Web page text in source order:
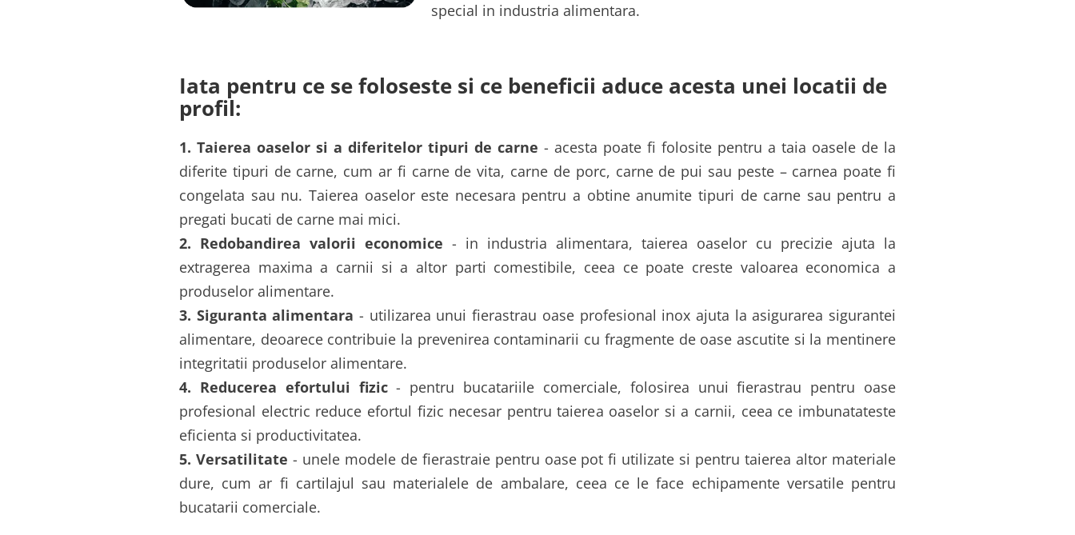
special in industria alimentara.
Iata pentru ce se foloseste si ce beneficii aduce acesta unei locatii de
profil:
1. Taierea oaselor si a diferitelor tipuri de carne - acesta poate fi folosite pentru a taia oasele de la
diferite tipuri de carne, cum ar fi carne de vita, carne de porc, carne de pui sau peste – carnea poate fi
congelata sau nu. Taierea oaselor este necesara pentru a obtine anumite tipuri de carne sau pentru a
pregati bucati de carne mai mici.
2. Redobandirea valorii economice - in industria alimentara, taierea oaselor cu precizie ajuta la
extragerea maxima a carnii si a altor parti comestibile, ceea ce poate creste valoarea economica a
produselor alimentare.
3. Siguranta alimentara - utilizarea unui fierastrau oase profesional inox ajuta la asigurarea sigurantei
alimentare, deoarece contribuie la prevenirea contaminarii cu fragmente de oase ascutite si la mentinere
integritatii produselor alimentare.
4. Reducerea efortului fizic- pentru bucatariile comerciale, folosirea unui fierastrau pentru oase
profesional electric reduce efortul fizic necesar pentru taierea oaselor si a carnii, ceea ce imbunatateste
eficienta si productivitatea.
5. Versatilitate - unele modele de fierastraie pentru oase pot fi utilizate si pentru taierea altor materiale
dure, cum ar fi cartilajul sau materialele de ambalare, ceea ce le face echipamente versatile pentru
bucatarii comerciale.